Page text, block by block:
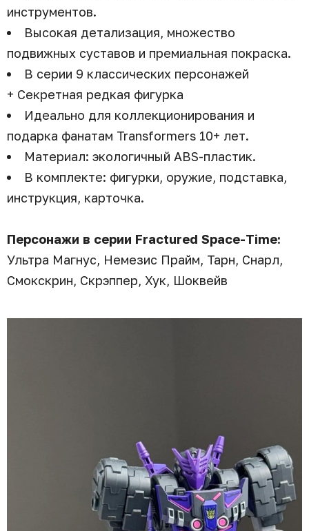
инструментов.
Высокая детализация, множество
подвижных суставов и премиальная покраска.
В серии 9 классических персонажей
+ Секретная редкая фигурка
Идеально для коллекционирования и
подарка фанатам Transformers 10+ лет.
Материал: экологичный ABS-пластик.
В комплекте: фигурки, оружие, подставка,
инструкция, карточка.
Персонажи в серии Fractured Space-Time:
Ультра Магнус, Немезис Прайм, Тарн, Снарл,
Смокскрин, Скрэппер, Хук, Шоквейв